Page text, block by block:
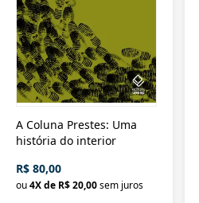
A Coluna Prestes: Uma
história do interior
R$ 80,00
ou4X de R$ 20,00sem juros